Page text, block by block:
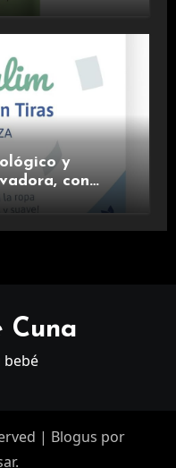
y
con
de
Cuna
bebé
| Blogus por
.